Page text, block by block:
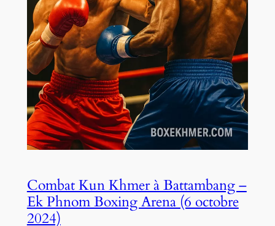
Combat Kun Khmer à Battambang –
Ek Phnom Boxing Arena (6 octobre
2024)